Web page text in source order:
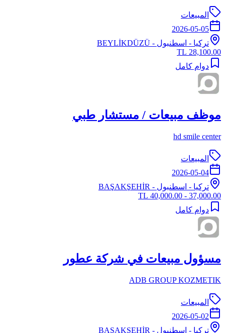
المبيعات
2026-05-05
تركيا - اسطنبول - BEYLİKDÜZÜ
28,100.00 TL
دوام كامل
موظف مبيعات / مستشار طبي
hd smile center
المبيعات
2026-05-04
تركيا - اسطنبول - BAŞAKŞEHİR
37,000.00 - 40,000.00 TL
دوام كامل
مسؤول مبيعات في شركة عطور
ADB GROUP KOZMETIK
المبيعات
2026-05-02
تركيا - اسطنبول - BAŞAKŞEHİR